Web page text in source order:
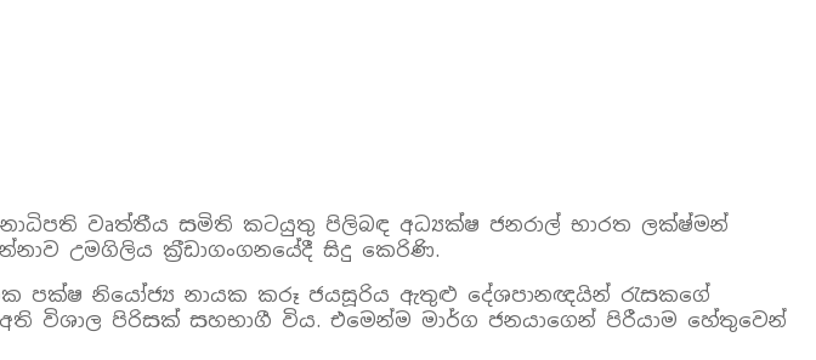
වෘත්තීය සමිති කටයුතු පිලිබඳ අධ්‍යක්ෂ ජනරාල් භාරත ලක්ෂ්මන්
උමගිලිය ක‍්‍රීඩාගංගනයේදී සිදු කෙරිණි.
පක්ෂ නියෝජ්‍ය නායක කරූ ජයසූරිය ඇතුළු දේශපානඥයින් රැසකගේ
විශාල පිරිසක් සහභාගී විය. එමෙන්ම මාර්ග ජනයාගෙන් පිරීයාම හේතුවෙන්